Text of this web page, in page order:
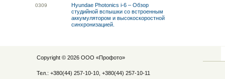
0309
Hyundae Photonics i-6 – Обзор
студийной вспышки со встроенным
аккумулятором и высокоскоростной
синхронизацией.
Copyright © 2026 ООО «Профото»
Тел.: +380(44) 257-10-10, +380(44) 257-10-11